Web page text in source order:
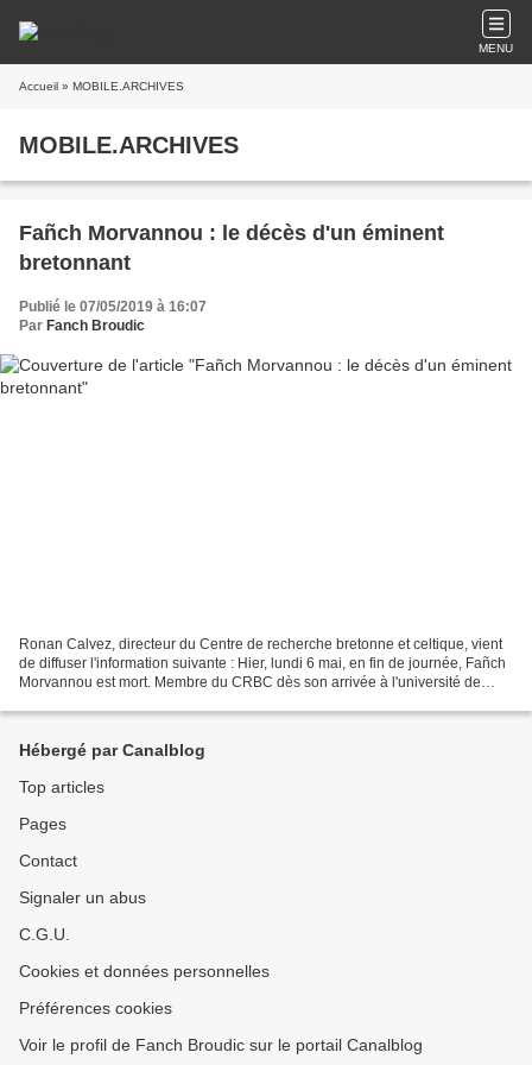
MENU
Accueil » MOBILE.ARCHIVES
MOBILE.ARCHIVES
Fañch Morvannou : le décès d'un éminent
bretonnant
Publié le 07/05/2019 à 16:07
Par Fanch Broudic
Ronan Calvez, directeur du Centre de recherche bretonne et celtique, vient
de diffuser l'information suivante : Hier, lundi 6 mai, en fin de journée, Fañch
Morvannou est mort. Membre du CRBC dès son arrivée à l'université de
Hébergé par Canalblog
Top articles
Pages
Contact
Signaler un abus
C.G.U.
Cookies et données personnelles
Préférences cookies
Voir le profil de Fanch Broudic sur le portail Canalblog